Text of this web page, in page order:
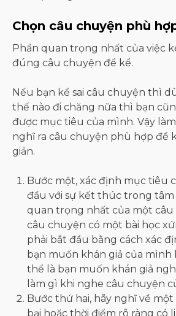
Chọn câu chuyện phù
Phần quan trọng nhất của việc
đúng câu chuyện để kể.
Nếu bạn kể sai câu chuyện thì
thế nào đi chăng nữa thì bạn
được mục tiêu của mình. Vậy
nghĩ ra câu chuyện phù hợp để
giản.
Bước một, xác định mục tiêu
đầu với sự kết thúc trong
quan trọng nhất của một câu
câu chuyện có một bài học
phải bắt đầu bằng cách xác
bạn muốn khán giả của mình
thể là bạn muốn khán giả
làm gì khi nghe câu chuyện
Bước thứ hai, hãy nghĩ về
bại hoặc thời điểm rõ ràng có